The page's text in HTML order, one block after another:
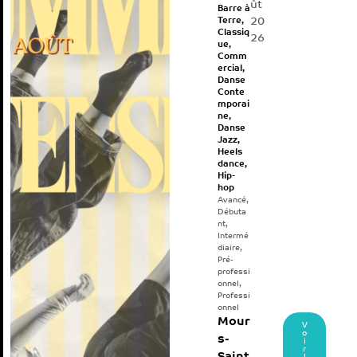
Barre à
Terre,
Classiq
ue,
Comm
ercial ,
Danse
Conte
mporai
ne,
Danse
Jazz,
Heels
dance,
Hip-
hop
Avancé,
Débuta
nt,
Intermé
diaire,
Pré-
professi
onnel ,
Professi
onnel
Mour
s-
ût
20
26
V
o
i
r